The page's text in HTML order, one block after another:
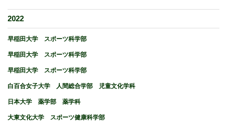
2022
早稲田大学 スポーツ科学部
早稲田大学 スポーツ科学部
早稲田大学 スポーツ科学部
白百合女子大学 人間総合学部 児童文化学科
日本大学 薬学部 薬学科
大東文化大学 スポーツ健康科学部